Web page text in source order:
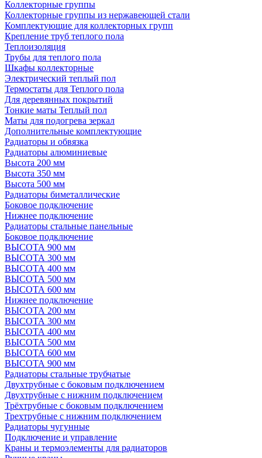
Коллекторные группы
Коллекторные группы из нержавеющей стали
Комплектующие для коллекторных групп
Крепление труб теплого пола
Теплоизоляция
Трубы для теплого пола
Шкафы коллекторные
Электрический теплый пол
Термостаты для Теплого пола
Для деревянных покрытий
Тонкие маты Теплый пол
Маты для подогрева зеркал
Дополнительные комплектующие
Радиаторы и обвязка
Радиаторы алюминиевые
Высота 200 мм
Высота 350 мм
Высота 500 мм
Радиаторы биметаллические
Боковое подключение
Нижнее подключение
Радиаторы стальные панельные
Боковое подключение
ВЫСОТА 900 мм
ВЫСОТА 300 мм
ВЫСОТА 400 мм
ВЫСОТА 500 мм
ВЫСОТА 600 мм
Нижнее подключение
ВЫСОТА 200 мм
ВЫСОТА 300 мм
ВЫСОТА 400 мм
ВЫСОТА 500 мм
ВЫСОТА 600 мм
ВЫСОТА 900 мм
Радиаторы стальные трубчатые
Двухтрубные с боковым подключением
Двухтрубные с нижним подключением
Трёхтрубные с боковым подключением
Трехтрубные с нижним подключением
Радиаторы чугунные
Подключение и управление
Краны и термоэлементы для радиаторов